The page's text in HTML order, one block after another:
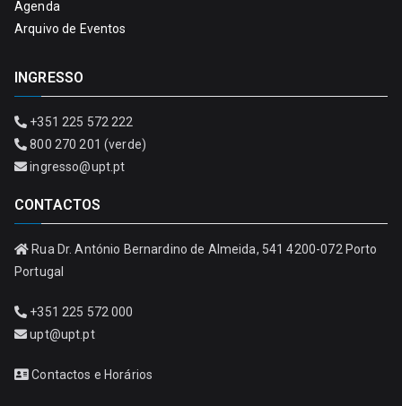
Agenda
Arquivo de Eventos
INGRESSO
+351 225 572 222
800 270 201 (verde)
ingresso@upt.pt
CONTACTOS
Rua Dr. António Bernardino de Almeida, 541 4200-072 Porto
Portugal
+351 225 572 000
upt@upt.pt
Contactos e Horários